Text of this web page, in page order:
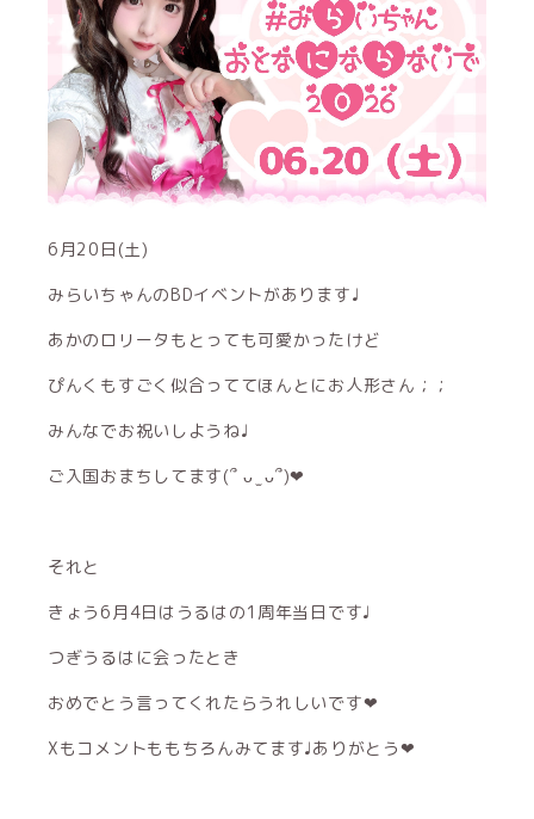
6月20日(土)
みらいちゃんのBDイベントがあります♩
あかのロリータもとっても可愛かったけど
ぴんくもすごく似合っててほんとにお人形さん‪‪︎；；
みんなでお祝いしようね♩
ご入国おまちしてます(՞ ᴗ ̫ ᴗ՞)‪‪❤︎‬
それと
きょう6月4日はうるはの1周年当日です♩
つぎうるはに会ったとき
おめでとう言ってくれたらうれしいです‪‪❤︎‬
Xもコメントももちろんみてます♩ありがとう‪‪❤︎‬